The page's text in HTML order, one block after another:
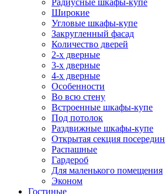
Радиусные шкафы-купе
Широкие
Угловые шкафы-купе
Закругленный фасад
Количество дверей
2-х дверные
3-х дверные
4-х дверные
Особенности
Во всю стену
Встроенные шкафы-купе
Под потолок
Раздвижные шкафы-купе
Открытая секция
Распашные
Гардероб
Для маленького помещения
Эконом
Гостиные